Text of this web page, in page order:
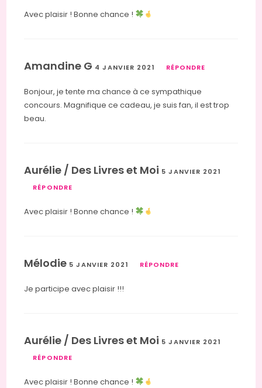
Avec plaisir ! Bonne chance !
Amandine G 4 JANVIER 2021 RÉPONDRE
Bonjour, je tente ma chance à ce sympathique
concours. Magnifique ce cadeau, je suis fan, il est trop
beau.
Aurélie / Des Livres et Moi 5 JANVIER 2021
RÉPONDRE
Avec plaisir ! Bonne chance !
Mélodie 5 JANVIER 2021 RÉPONDRE
Je participe avec plaisir !!!
Aurélie / Des Livres et Moi 5 JANVIER 2021
RÉPONDRE
Avec plaisir ! Bonne chance !